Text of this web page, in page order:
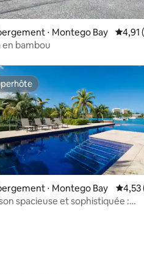
5
⋅ Montego Bay
4,91
en bambou
5 sur la base de 19
⋅ Montego Bay
4,53
spacieuse et sophistiquée :